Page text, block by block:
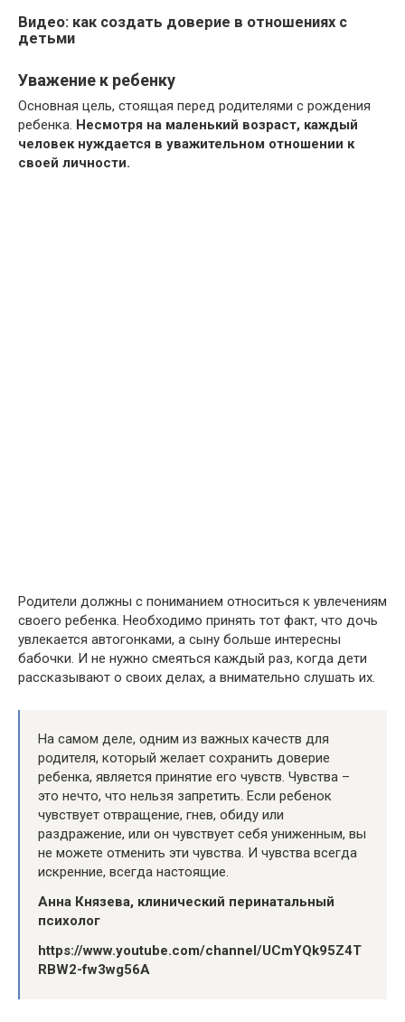
Видео: как создать доверие в отношениях с
детьми
Уважение к ребенку
Основная цель, стоящая перед родителями с рождения
ребенка. Несмотря на маленький возраст, каждый
человек нуждается в уважительном отношении к
своей личности.
Родители должны с пониманием относиться к увлечениям
своего ребенка. Необходимо принять тот факт, что дочь
увлекается автогонками, а сыну больше интересны
бабочки. И не нужно смеяться каждый раз, когда дети
рассказывают о своих делах, а внимательно слушать их.
На самом деле, одним из важных качеств для
родителя, который желает сохранить доверие
ребенка, является принятие его чувств. Чувства –
это нечто, что нельзя запретить. Если ребенок
чувствует отвращение, гнев, обиду или
раздражение, или он чувствует себя униженным, вы
не можете отменить эти чувства. И чувства всегда
искренние, всегда настоящие.
Анна Князева, клинический перинатальный
психолог
https://www.youtube.com/channel/UCmYQk95Z4T
RBW2-fw3wg56A